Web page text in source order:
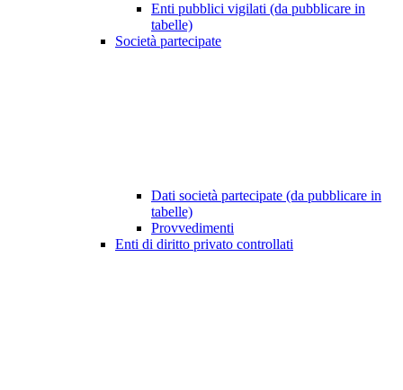
Enti pubblici vigilati (da pubblicare in
tabelle)
Società partecipate
Dati società partecipate (da pubblicare in
tabelle)
Provvedimenti
Enti di diritto privato controllati